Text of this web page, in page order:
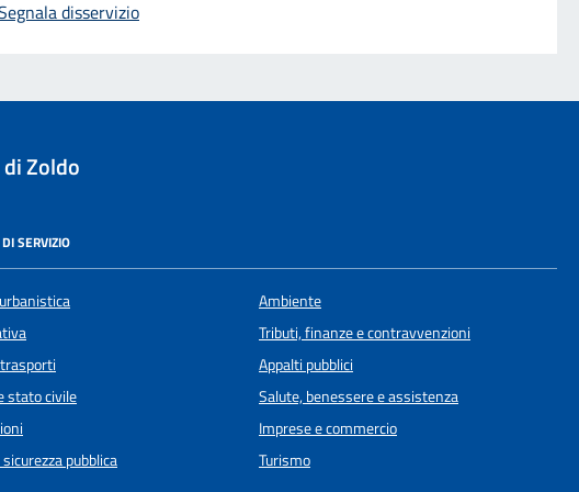
disservizio
Zoldo
SERVIZIO
stato civile
pubblica
Ambiente
Tributi, finanze e contravvenzioni
Appalti pubblici
Salute, benessere e assistenza
Imprese e commercio
Turismo